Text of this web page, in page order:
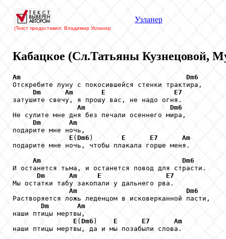
(Текст предоставил: Владимир Узланер
Узланер
Кабацкое (Сл.Татьяны Кузнецовой,
Am
Dm6
Отскребите луну с покосившейся стенки трактира,
Dm
Am E
E7
затушите свечу, я прошу вас, не надо огня.
Am
Dm6
Не сулите мне дня без печали осеннего мира,
Dm
Am
подарите мне ночь,
E ( Dm6 ) E E7
Am
подарите мне ночь, чтобы плакала горше меня.
Am
Dm6
И останется тьма, и останется повод для страсти.
Dm
Am E
E7
Мы остатки табу закопали у дальнего рва.
Am
Dm6
Растворяется ложь леденцом в исковерканной пасти,
Dm
Am
наши птицы мертвы,
E ( Dm6) E E7
Am
наши птицы мертвы, да и мы позабыли слова.